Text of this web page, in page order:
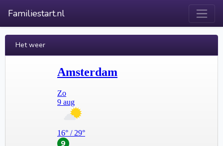
Familiestart.nl
Het weer